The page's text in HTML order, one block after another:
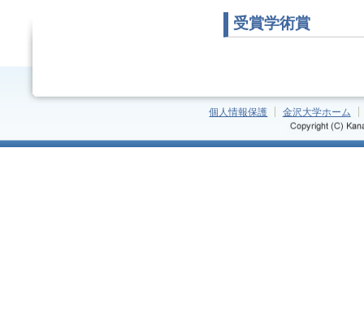
受賞学術賞
個人情報保護 金沢大学ホーム